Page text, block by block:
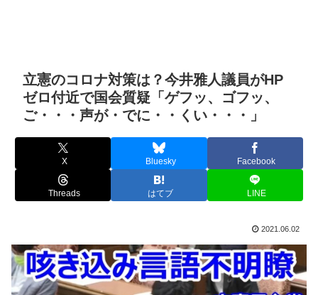
立憲のコロナ対策は？今井雅人議員がHP
ゼロ付近で国会質疑「ゲフッ、ゴフッ、
ご・・・声が・でに・・くい・・・」
X Bluesky Facebook
Threads はてブ LINE
2021.06.02